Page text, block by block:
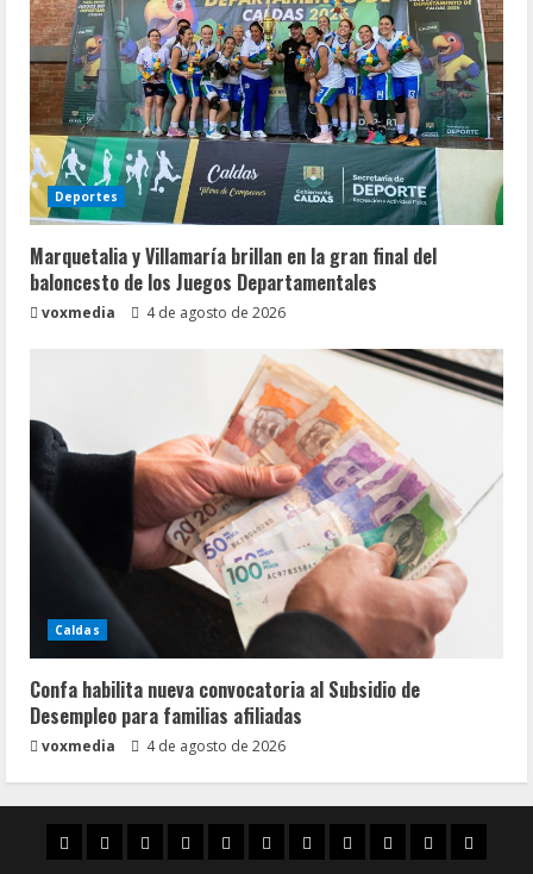
Deportes
Marquetalia y Villamaría brillan en la gran final del
baloncesto de los Juegos Departamentales
voxmedia 4 de agosto de 2026
Caldas
Confa habilita nueva convocatoria al Subsidio de
Desempleo para familias afiliadas
voxmedia 4 de agosto de 2026
InicioCaldasManizales
PolíticaMunicipios
Vías
ZonaCaricatura
ConarteCrónicas